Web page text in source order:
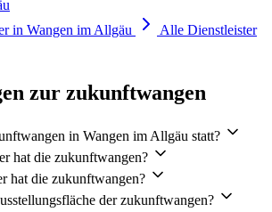
in Wangen im Allgäu
Alle Dienstleister
zur zukunftwangen
in Wangen im Allgäu statt?
hat die zukunftwangen?
hat die zukunftwangen?
der zukunftwangen?